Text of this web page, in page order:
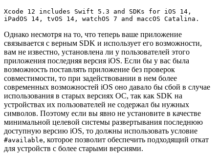
Xcode 12 includes Swift 5.3 and SDKs for iOS 14,
iPadOS 14, tvOS 14, watchOS 7 and maccOS Catalina.
Однако несмотря на то, что теперь ваше приложение
связывается с верным SDK и использует его возможности,
вам не известно, установлена ли у пользователей этого
приложения последняя версия iOS. Если бы у вас была
возможность поставлять приложение без проверок
совместимости, то при задействовании в нем более
современных возможностей iOS оно давало бы сбой в случае
использования в старых версиях ОС, так как SDK на
устройствах их пользователей не содержал бы нужных
символов. Поэтому если вы явно не установите в качестве
минимальной целевой системы развертывания последнюю
доступную версию iOS, то должны использовать условие
#available, которое позволит обеспечить подходящий откат
для устройств с более старыми версиями.